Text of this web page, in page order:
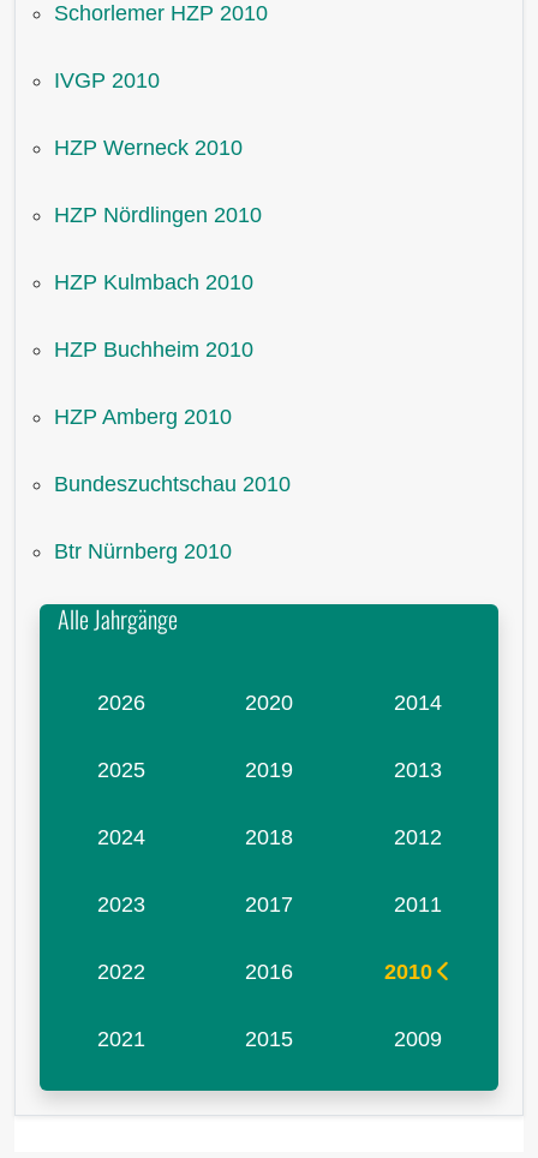
Schorlemer HZP 2010
IVGP 2010
HZP Werneck 2010
HZP Nördlingen 2010
HZP Kulmbach 2010
HZP Buchheim 2010
HZP Amberg 2010
Bundeszuchtschau 2010
Btr Nürnberg 2010
Alle Jahrgänge
2026
2025
2024
2023
2022
2021
2020
2019
2018
2017
2016
2015
2014
2013
2012
2011
2010
2009